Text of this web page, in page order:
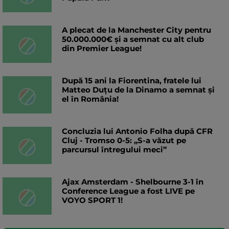
A plecat de la Manchester City pentru
50.000.000€ și a semnat cu alt club
din Premier League!
După 15 ani la Fiorentina, fratele lui
Matteo Duțu de la Dinamo a semnat și
el în România!
Concluzia lui Antonio Folha după CFR
Cluj - Tromso 0-5: „S-a văzut pe
parcursul întregului meci”
Ajax Amsterdam - Shelbourne 3-1 în
Conference League a fost LIVE pe
VOYO SPORT 1!